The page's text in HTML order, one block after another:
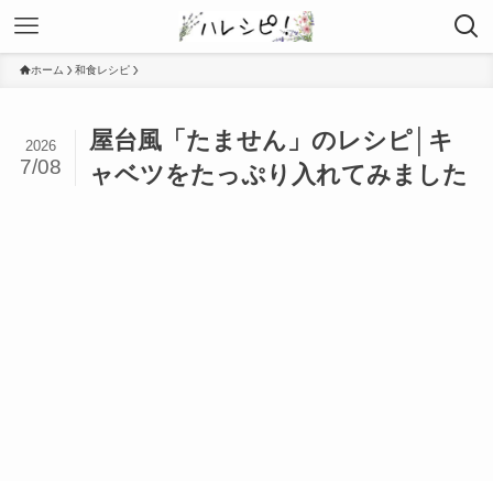
ホーム 和食レシピ
屋台風「たません」のレシピ│キ
ャベツをたっぷり入れてみました
2026
7/08